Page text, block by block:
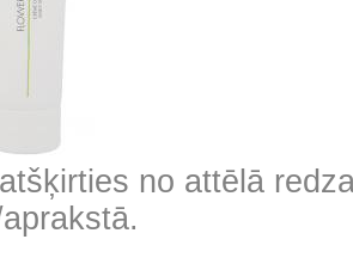
no attēlā